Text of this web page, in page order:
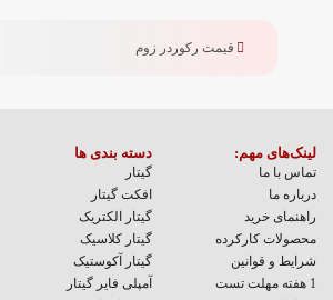
قیمت رکوردر زوم
لینک‌های مهم:
تماس با ما
درباره ما
راهنمای خرید
محصولات کارکرده
شرایط و قوانین
1 هفته مهلت تست
دسته بندی ها
گیتار
افکت گیتار
گیتار الکتریک
گیتار کلاسیک
گیتار آکوستیک
آمپلی فایر گیتار